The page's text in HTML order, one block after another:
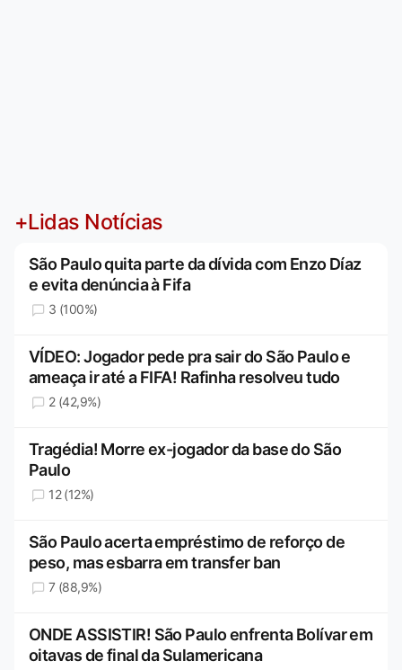
+Lidas Notícias
São Paulo quita parte da dívida com Enzo Díaz
e evita denúncia à Fifa
3 (100%)
VÍDEO: Jogador pede pra sair do São Paulo e
ameaça ir até a FIFA! Rafinha resolveu tudo
2 (42,9%)
Tragédia! Morre ex-jogador da base do São
Paulo
12 (12%)
São Paulo acerta empréstimo de reforço de
peso, mas esbarra em transfer ban
7 (88,9%)
ONDE ASSISTIR! São Paulo enfrenta Bolívar em
oitavas de final da Sulamericana